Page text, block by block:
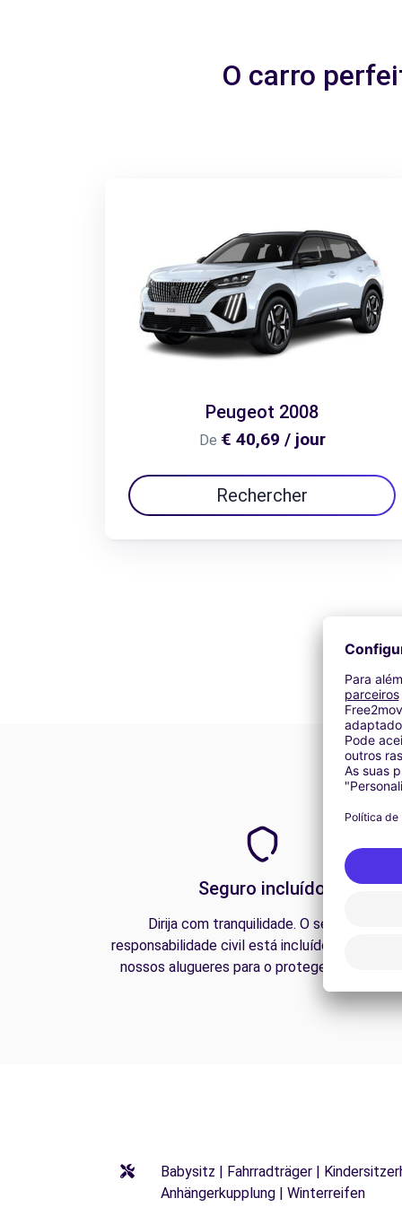
O carro
Peugeot 2008
De € 40,69 / jour
Rechercher
Seguro incluído
Dirija com tranquilidade. O seguro de
responsabilidade civil está incluído em todos
nossos alugueres para o proteger na
Babysitz | Fahrradträger |
Anhängerkupplung | Winterreifen